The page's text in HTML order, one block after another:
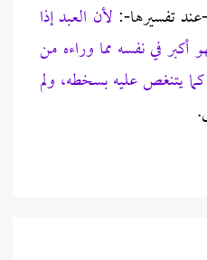
تفسيرها-: لأن العبد إذا
في نفسه مما وراءه من
كما يتنغص عليه بسخطه، ولم